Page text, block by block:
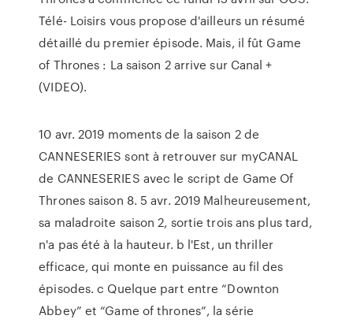
Télé- Loisirs vous propose d'ailleurs un résumé
détaillé du premier épisode. Mais, il fût Game
of Thrones : La saison 2 arrive sur Canal +
(VIDEO).
10 avr. 2019 moments de la saison 2 de
CANNESERIES sont à retrouver sur myCANAL
de CANNESERIES avec le script de Game Of
Thrones saison 8. 5 avr. 2019 Malheureusement,
sa maladroite saison 2, sortie trois ans plus tard,
n'a pas été à la hauteur. b l'Est, un thriller
efficace, qui monte en puissance au fil des
épisodes. c Quelque part entre “Downton
Abbey” et “Game of thrones”, la série